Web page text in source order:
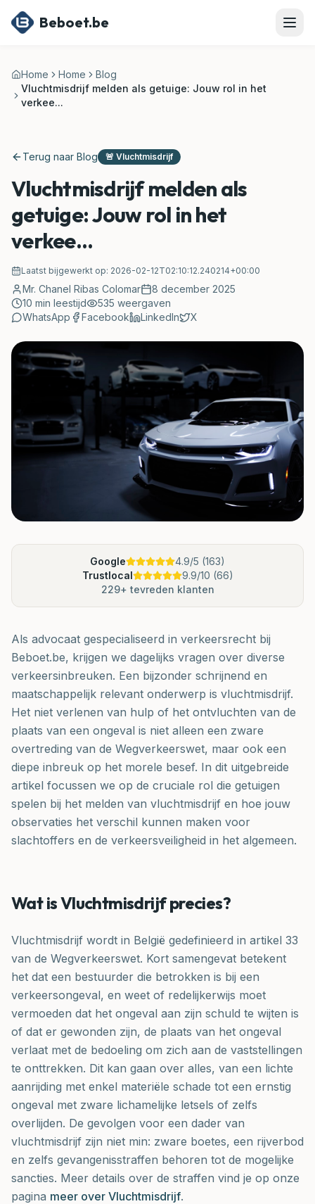
Ga naar hoofdinhoud
Beboet.be
Home Home
Blog
Vluchtmisdrijf melden als getuige: Jouw rol in het
verkee...
Terug naar Blog 🚨 Vluchtmisdrijf
Vluchtmisdrijf melden als
getuige: Jouw rol in het
verkee...
Laatst bijgewerkt op: 2026-02-12T02:10:12.240214+00:00
Mr. Chanel Ribas Colomar
8 december 2025
10 min leestijd 535 weergaven
WhatsApp
Facebook LinkedIn X
Google 4.9/5 (163)
Trustlocal
9.9/10 (66)
229+ tevreden klanten
Als advocaat gespecialiseerd in verkeersrecht bij
Beboet.be, krijgen we dagelijks vragen over diverse
verkeersinbreuken. Een bijzonder schrijnend en
maatschappelijk relevant onderwerp is vluchtmisdrijf.
Het niet verlenen van hulp of het ontvluchten van de
plaats van een ongeval is niet alleen een zware
overtreding van de Wegverkeerswet, maar ook een
diepe inbreuk op het morele besef. In dit uitgebreide
artikel focussen we op de cruciale rol die getuigen
spelen bij het melden van vluchtmisdrijf en hoe jouw
observaties het verschil kunnen maken voor
slachtoffers en de verkeersveiligheid in het algemeen.
Wat is Vluchtmisdrijf precies?
Vluchtmisdrijf wordt in België gedefinieerd in artikel 33
van de Wegverkeerswet. Kort samengevat betekent
het dat een bestuurder die betrokken is bij een
verkeersongeval, en weet of redelijkerwijs moet
vermoeden dat het ongeval aan zijn schuld te wijten is
of dat er gewonden zijn, de plaats van het ongeval
verlaat met de bedoeling om zich aan de vaststellingen
te onttrekken. Dit kan gaan over alles, van een lichte
aanrijding met enkel materiële schade tot een ernstig
ongeval met zware lichamelijke letsels of zelfs
overlijden. De gevolgen voor een dader van
vluchtmisdrijf zijn niet min: zware boetes, een rijverbod
en zelfs gevangenisstraffen behoren tot de mogelijke
sancties. Meer details over de straffen vind je op onze
pagina meer over Vluchtmisdrijf.